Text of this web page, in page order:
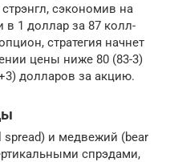
сэкономив на
1 доллар за 87 колл-
стратегия начнет
цены ниже 80 (83-3)
долларов за акцию.
и медвежий (bear
спрэдами,